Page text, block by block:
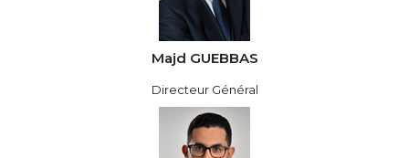
Majd GUEBBAS
Directeur Général